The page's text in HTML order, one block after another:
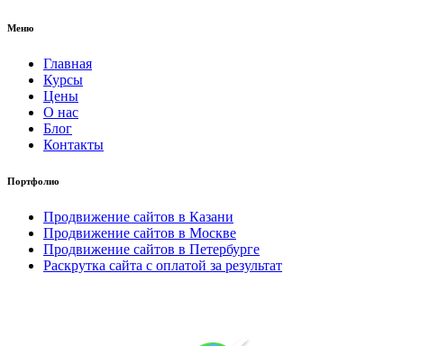
Меню
Главная
Курсы
Цены
О нас
Блог
Контакты
Портфолио
Продвижение сайтов в Казани
Продвижение сайтов в Москве
Продвижение сайтов в Петербурге
Раскрутка сайта с оплатой за результат